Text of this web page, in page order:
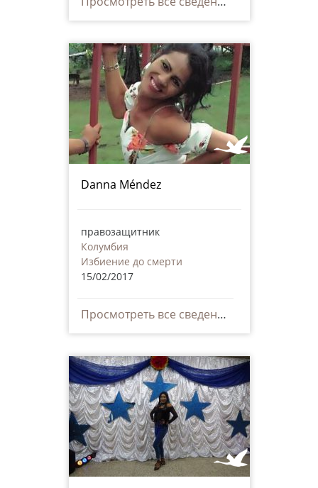
Danna Méndez
правозащитник
Колумбия
Избиение до смерти
15/02/2017
Просмотреть все сведения